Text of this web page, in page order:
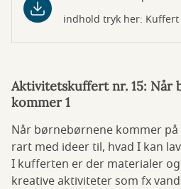
indhold tryk her: Kuffert
Aktivitetskuffert nr. 15: Når
kommer 1
Når børnebørnene kommer
rart med ideer til, hvad I kan
I kufferten er der materialer
kreative aktiviteter som fx